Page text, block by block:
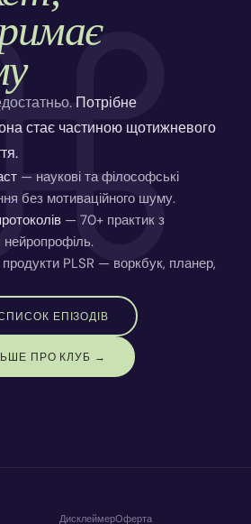
Потрібне
стає частиною щотижневого
— наукові та філософські
без мотиваційного шуму.
— 70+ практик з
PLSR — воркбук, планер,
ЕПІЗОДІВ
ПРО КЛУБ →
ДисклеймерОферта